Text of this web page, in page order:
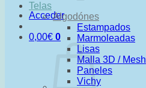
Acceder
0,00€ 0
Telas
Algodónes
Estampados
Marmoleadas
Lisas
Malla 3D / Mesh
Paneles
Vichy